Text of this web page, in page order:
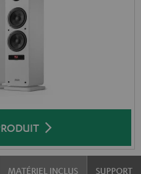
MATÉRIEL INCLUS SUPPORT